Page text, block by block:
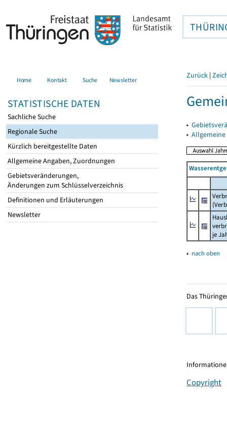
Home Kontakt Suche Newsletter
STATISTISCHE DATEN
Sachliche Suche
Regionale Suche
Kürzlich bereitgestellte Daten
Allgemeine Angaben, Zuordnungen
Gebietsveränderungen,
Änderungen zum Schlüsselverzeichnis
Definitionen und Erläuterungen
Newsletter
Zurück |
▸
▸
je
▴ nach oben
Das
Copyright